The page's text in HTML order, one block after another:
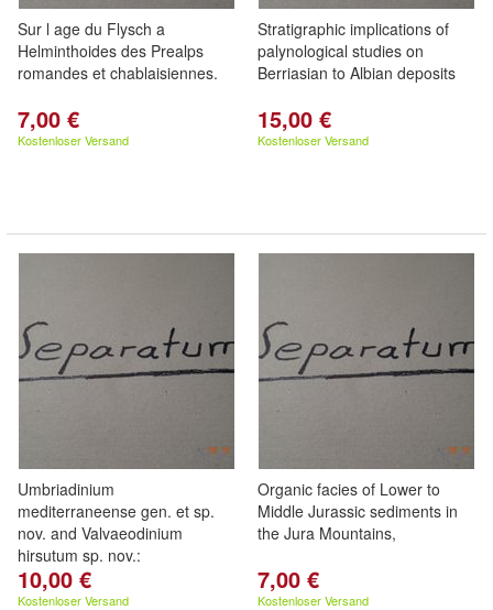
Sur l age du Flysch a
Helminthoides des Prealps
romandes et chablaisiennes.
7,00 €
Kostenloser Versand
Stratigraphic implications of
palynological studies on
Berriasian to Albian deposits
15,00 €
Kostenloser Versand
Umbriadinium
mediterraneense gen. et sp.
nov. and Valvaeodinium
hirsutum sp. nov.:
10,00 €
Kostenloser Versand
Organic facies of Lower to
Middle Jurassic sediments in
the Jura Mountains,
7,00 €
Kostenloser Versand